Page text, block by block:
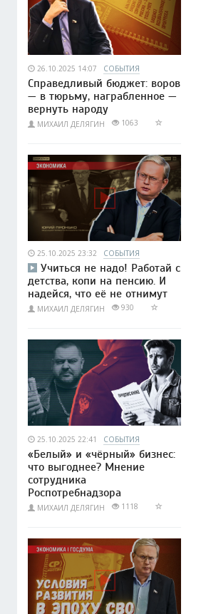
26.10.2025 14:07 СОБЫТИЯ
Справедливый бюджет: воров
— в тюрьму, награбленное —
вернуть народу
МИХАИЛ ДЕЛЯГИН 1063
25.10.2025 23:32 СОБЫТИЯ
Учиться не надо! Работай с
детства, копи на пенсию. И
надейся, что её не отнимут
МИХАИЛ ДЕЛЯГИН 930
25.10.2025 22:41 СОБЫТИЯ
«Белый» и «чёрный» бизнес:
что выгоднее? Мнение
сотрудника
Роспотребнадзора
МИХАИЛ ДЕЛЯГИН 1118